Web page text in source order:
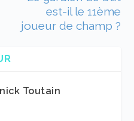
est-il le 11ème
joueur de champ ?
Toutain